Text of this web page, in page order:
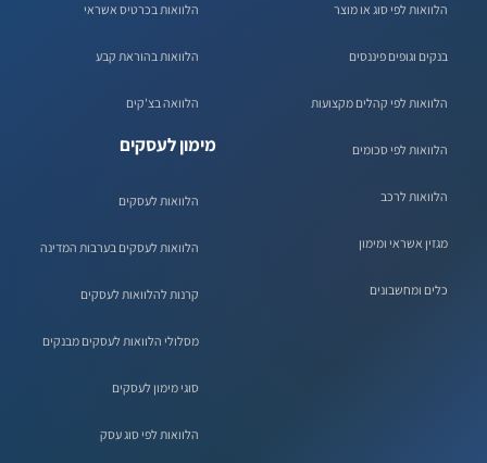
הלוואות לפי סוג או מוצר
בנקים וגופים פיננסים
הלוואות לפי קהלים מקצועות
הלוואות לפי סכומים
הלוואות לרכב
מגזין אשראי ומימון
כלים ומחשבונים
הלוואות בכרטיס אשראי
הלוואות בהוראת קבע
הלוואה בצ'קים
מימון לעסקים
הלוואות לעסקים
הלוואות לעסקים בערבות המדינה
קרנות להלוואות לעסקים
מסלולי הלוואות לעסקים מבנקים
סוגי מימון לעסקים
הלוואות לפי סוג עסק